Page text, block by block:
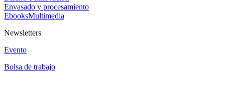
Envasado y procesamiento
EbooksMultimedia
Newsletters
Evento
Bolsa de trabajo